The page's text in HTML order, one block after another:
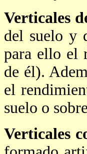
Verticales
del suelo y
para ello el
de él).
el
suelo o
Verticales